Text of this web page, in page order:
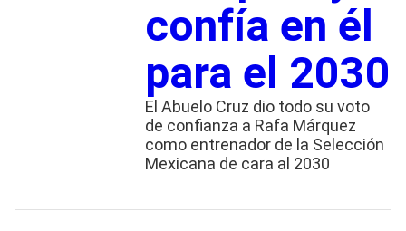
confía en él
para el 2030
El Abuelo Cruz dio todo su voto
de confianza a Rafa Márquez
como entrenador de la Selección
Mexicana de cara al 2030